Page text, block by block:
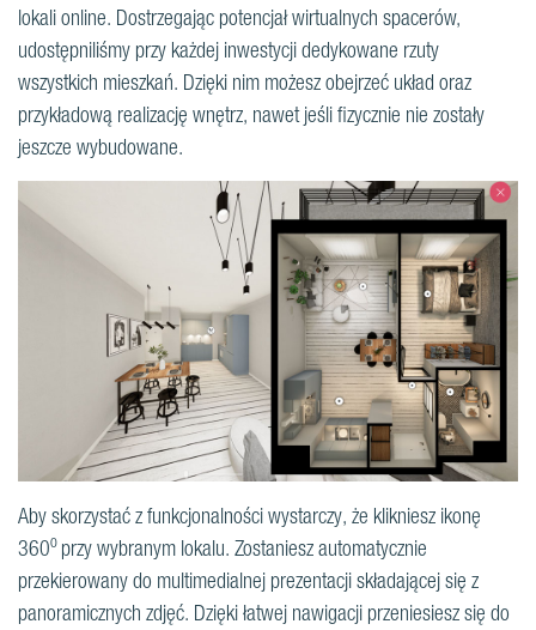
lokali online. Dostrzegając potencjał wirtualnych spacerów,
udostępniliśmy przy każdej inwestycji dedykowane rzuty
wszystkich mieszkań. Dzięki nim możesz obejrzeć układ oraz
przykładową realizację wnętrz, nawet jeśli fizycznie nie zostały
jeszcze wybudowane.
Aby skorzystać z funkcjonalności wystarczy, że klikniesz ikonę
360o przy wybranym lokalu. Zostaniesz automatycznie
przekierowany do multimedialnej prezentacji składającej się z
panoramicznych zdjęć. Dzięki łatwej nawigacji przeniesiesz się do